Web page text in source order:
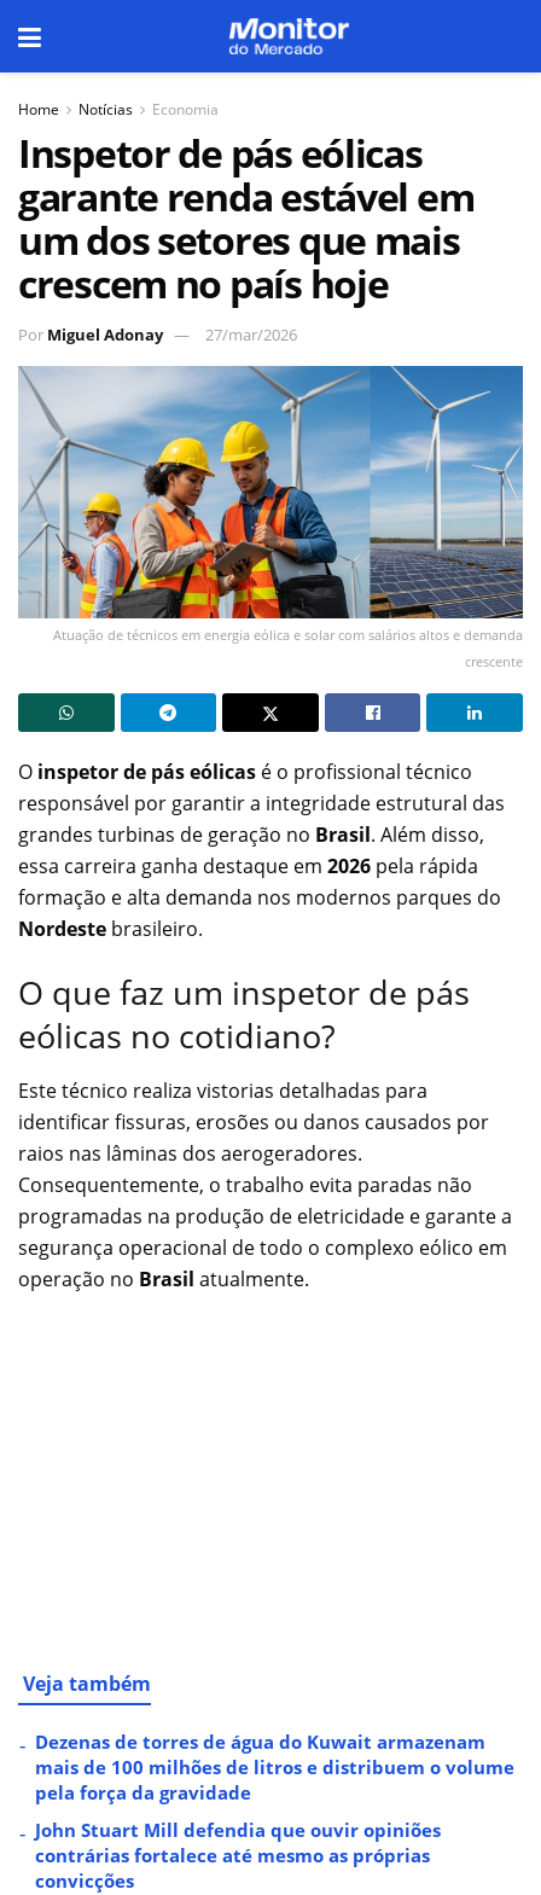
Home Notícias Economia
Inspetor de pás eólicas
garante renda estável em
um dos setores que mais
crescem no país hoje
Por Miguel Adonay 27/mar/2026
Atuação de técnicos em energia eólica e solar com salários altos e demanda
crescente
O inspetor de pás eólicas é o profissional técnico
responsável por garantir a integridade estrutural das
grandes turbinas de geração no Brasil. Além disso,
essa carreira ganha destaque em 2026 pela rápida
formação e alta demanda nos modernos parques do
Nordeste brasileiro.
O que faz um inspetor de pás
eólicas no cotidiano?
Este técnico realiza vistorias detalhadas para
identificar fissuras, erosões ou danos causados por
raios nas lâminas dos aerogeradores.
Consequentemente, o trabalho evita paradas não
programadas na produção de eletricidade e garante a
segurança operacional de todo o complexo eólico em
operação no Brasil atualmente.
Veja também
Dezenas de torres de água do Kuwait armazenam
mais de 100 milhões de litros e distribuem o volume
pela força da gravidade
John Stuart Mill defendia que ouvir opiniões
contrárias fortalece até mesmo as próprias
convicções